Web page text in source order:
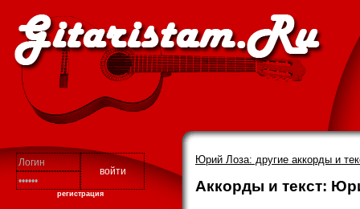
регистрация
Юрий Лоза: другие аккорды и
Аккорды и текст: